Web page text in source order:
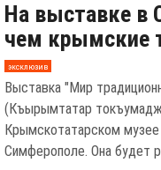
На выставке в
чем крымские
эксклюзив
Выставка "Мир
(Къырымтатар
Крымскотатарском музее
Симферополе. Она будет